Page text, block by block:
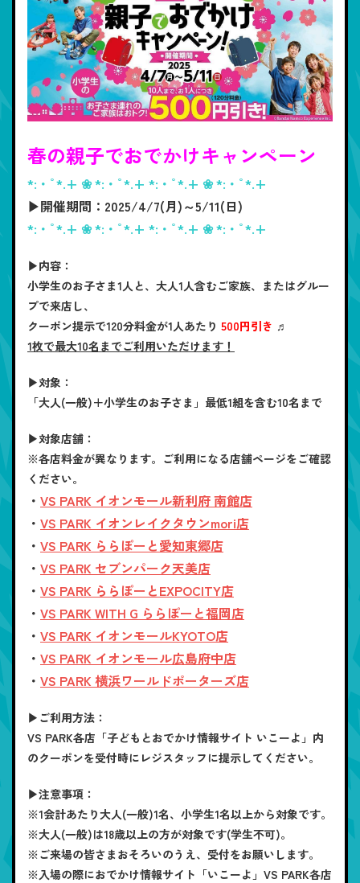
春の親子でおでかけキャンペーン
*:・ﾟ*.+ ❀ *:・ﾟ*.+ *:・ﾟ*.+ ❀ *:・ﾟ*.+
▶開催期間：2025/4/7(月)～5/11(日)
*:・ﾟ*.+ ❀ *:・ﾟ*.+ *:・ﾟ*.+ ❀ *:・ﾟ*.+
▶内容：
小学生のお子さま1人と、大人1人含むご家族、またはグルー
プで来店し、
クーポン提示で120分料金が1人あたり 500円引き ♬
1枚で最大10名までご利用いただけます！
▶対象：
「大人(一般)＋小学生のお子さま」最低1組を含む10名まで
▶対象店舗：
※各店料金が異なります。ご利用になる店舗ページをご確認
ください。
・ VS PARK イオンモール新利府 南館店
・ VS PARK イオンレイクタウンmori店
・ VS PARK ららぽーと愛知東郷店
・ VS PARK セブンパーク天美店
・ VS PARK ららぽーとEXPOCITY店
・ VS PARK WITH G ららぽーと福岡店
・ VS PARK イオンモールKYOTO店
・ VS PARK イオンモール広島府中店
・ VS PARK 横浜ワールドポーターズ店
▶ご利用方法：
VS PARK各店「子どもとおでかけ情報サイト いこーよ」内
のクーポンを受付時にレジスタッフに提示してください。
▶注意事項：
※1会計あたり大人(一般)1名、小学生1名以上から対象です。
※大人(一般)は18歳以上の方が対象です(学生不可)。
※ご来場の皆さまおそろいのうえ、受付をお願いします。
※入場の際におでかけ情報サイト「いこーよ」VS PARK各店